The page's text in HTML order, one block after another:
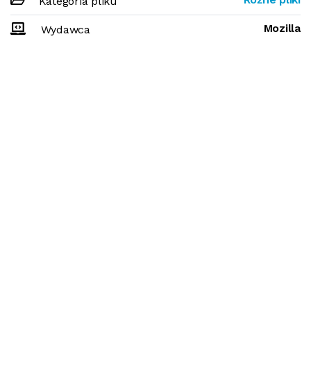
Wydawca Mozilla